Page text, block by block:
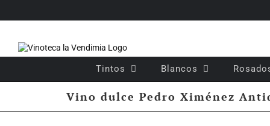
Tintos Blancos
Vino dulce Pedro Ximénez